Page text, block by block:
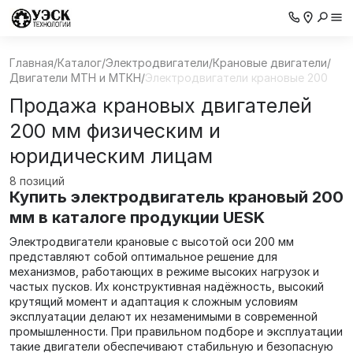
Главная/Каталог/Электродвигатели/Крановые двигатели/
Двигатели МТН и МТКН/Электродвигатели крановые 200
Продажа крановых двигателей
200 мм физическим и
юридическим лицам
8 позиций
Купить электродвигатель крановый 200
мм в каталоге продукции UESK
Электродвигатели крановые с высотой оси 200 мм
представляют собой оптимальное решение для
механизмов, работающих в режиме высоких нагрузок и
частых пусков. Их конструктивная надёжность, высокий
крутящий момент и адаптация к сложным условиям
эксплуатации делают их незаменимыми в современной
промышленности. При правильном подборе и эксплуатации
такие двигатели обеспечивают стабильную и безопасную